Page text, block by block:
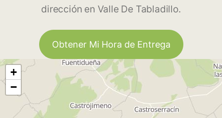
dirección en Valle De Tabladillo.
Obtener Mi Hora de Entrega
+
−